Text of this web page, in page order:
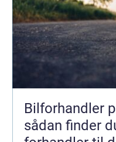
Bilforhandler
sådan finder